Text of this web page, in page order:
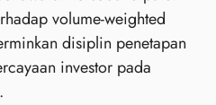
volume‑weighted
disiplin penetapan
investor pada